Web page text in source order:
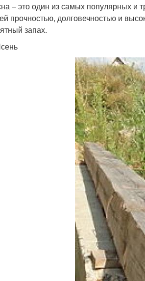
– это один из самых популярных и
прочностью, долговечностью и
запах.